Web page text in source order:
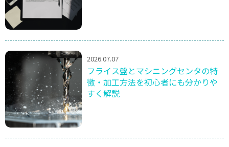
2026.07.07
フライス盤とマシニングセンタの特
徴・加工方法を初心者にも分かりや
すく解説